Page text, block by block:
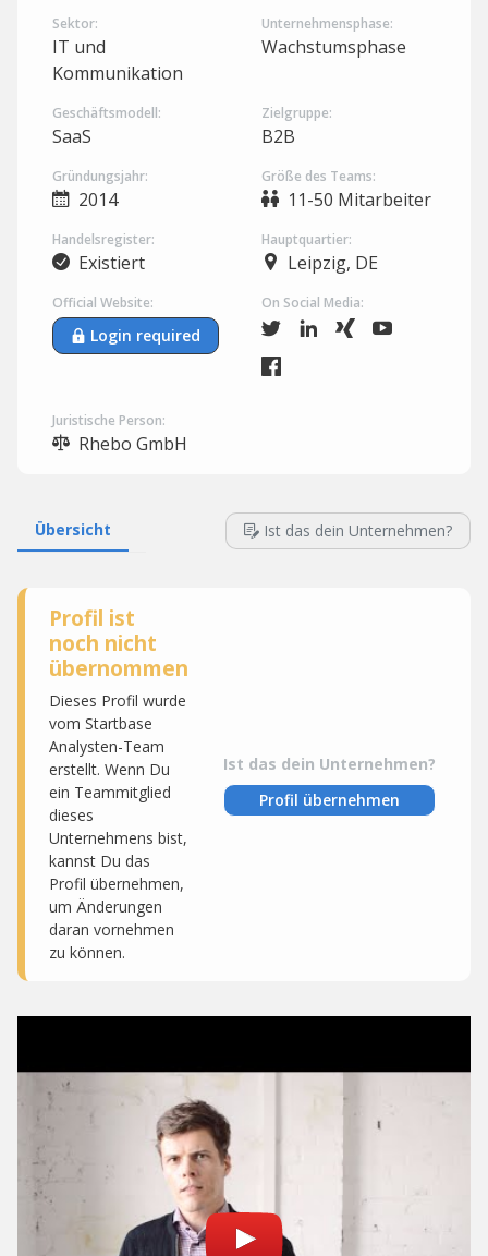
Sektor:
IT und
Kommunikation
Unternehmensphase:
Wachstumsphase
Geschäftsmodell:
SaaS
Zielgruppe:
B2B
Gründungsjahr:
2014
Größe des Teams:
11-50 Mitarbeiter
Handelsregister:
Existiert
Hauptquartier:
Leipzig, DE
Official Website:
Login required
On Social Media:
Juristische Person:
Rhebo GmbH
Übersicht Ist das dein Unternehmen?
Profil ist
noch nicht
übernommen
Dieses Profil wurde
vom Startbase
Analysten-Team
erstellt. Wenn Du
ein Teammitglied
dieses
Unternehmens bist,
kannst Du das
Profil übernehmen,
um Änderungen
daran vornehmen
zu können.
Ist das dein Unternehmen?
Profil übernehmen